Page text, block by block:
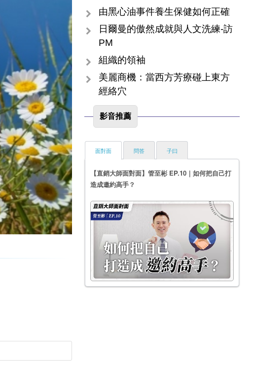
由黑心油事件養生保健如何正確
日爾曼的傲然成就與人文洗練-訪
PM
組織的領袖
美麗商機：當西方芳療碰上東方
經絡穴
影音推薦
面對面
【直銷大師面對面】管至彬 EP.10｜如何把自己打
造成邀約高手？
問答 子曰